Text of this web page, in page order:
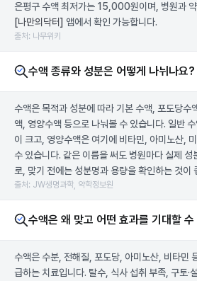
은평구 수액 최저가는 15,000원이며, 병원과
[나만의닥터] 앱에서 확인 가능합니다.
출처: 나무위키
수액 종류와 성분은 어떻게 나뉘나요?
수액은 목적과 성분에 따라 기본 수액, 포도당수
액, 영양수액 등으로 나눠볼 수 있습니다. 일반
이 크고, 영양수액은 여기에 비타민, 아미노산,
수 있습니다. 같은 이름을 써도 병원마다 실제 성
로, 맞기 전에는 성분명과 용량을 확인하는 것이
출처: JW생명과학, 약학정보원
수액은 왜 맞고 어떤 효과를 기대할
수액은 수분, 전해질, 포도당, 아미노산, 비타민
급하는 치료입니다. 탈수, 식사 섭취 부족, 구토·